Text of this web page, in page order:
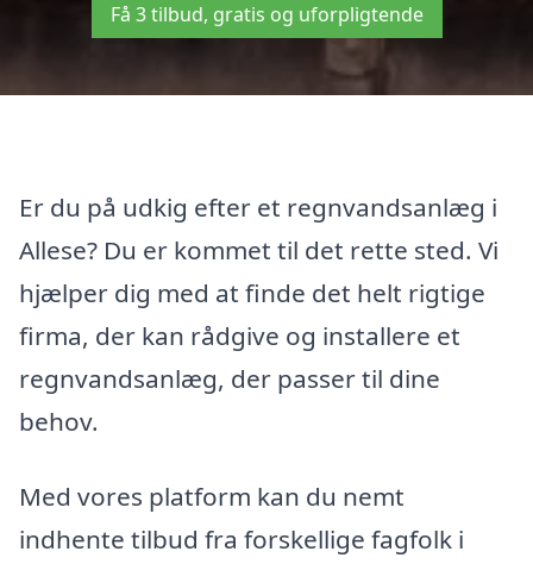
Få 3 tilbud, gratis og uforpligtende
Er du på udkig efter et regnvandsanlæg i
Allese? Du er kommet til det rette sted. Vi
hjælper dig med at finde det helt rigtige
firma, der kan rådgive og installere et
regnvandsanlæg, der passer til dine
behov.
Med vores platform kan du nemt
indhente tilbud fra forskellige fagfolk i